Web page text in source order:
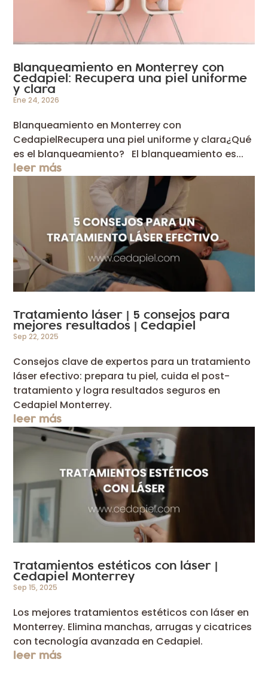
Blanqueamiento en Monterrey con
Cedapiel: Recupera una piel uniforme
y clara
Ene 24, 2026
Blanqueamiento en Monterrey con
CedapielRecupera una piel uniforme y clara¿Qué
es el blanqueamiento? El blanqueamiento es...
leer más
Tratamiento láser | 5 consejos para
mejores resultados | Cedapiel
Sep 22, 2025
Consejos clave de expertos para un tratamiento
láser efectivo: prepara tu piel, cuida el post-
tratamiento y logra resultados seguros en
Cedapiel Monterrey.
leer más
Tratamientos estéticos con láser |
Cedapiel Monterrey
Sep 15, 2025
Los mejores tratamientos estéticos con láser en
Monterrey. Elimina manchas, arrugas y cicatrices
con tecnología avanzada en Cedapiel.
leer más